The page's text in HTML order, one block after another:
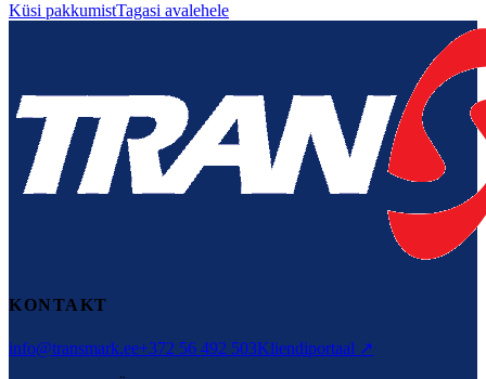
Küsi pakkumistTagasi avalehele
KONTAKT
info@transmark.ee+372 56 492 503Kliendiportaal ↗